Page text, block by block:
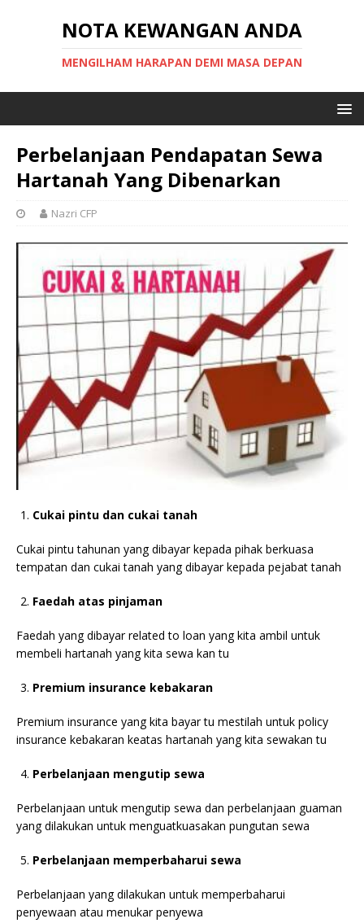
NOTA KEWANGAN ANDA
MENGILHAM HARAPAN DEMI MASA DEPAN
Perbelanjaan Pendapatan Sewa
Hartanah Yang Dibenarkan
Nazri CFP
Cukai pintu dan cukai tanah
Cukai pintu tahunan yang dibayar kepada pihak berkuasa
tempatan dan cukai tanah yang dibayar kepada pejabat tanah
Faedah atas pinjaman
Faedah yang dibayar related to loan yang kita ambil untuk
membeli hartanah yang kita sewa kan tu
Premium insurance kebakaran
Premium insurance yang kita bayar tu mestilah untuk policy
insurance kebakaran keatas hartanah yang kita sewakan tu
Perbelanjaan mengutip sewa
Perbelanjaan untuk mengutip sewa dan perbelanjaan guaman
yang dilakukan untuk menguatkuasakan pungutan sewa
Perbelanjaan memperbaharui sewa
Perbelanjaan yang dilakukan untuk memperbaharui
penyewaan atau menukar penyewa